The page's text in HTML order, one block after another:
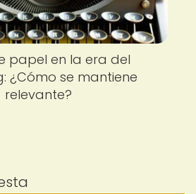
papel en la era del
¿Cómo se mantiene
relevante?